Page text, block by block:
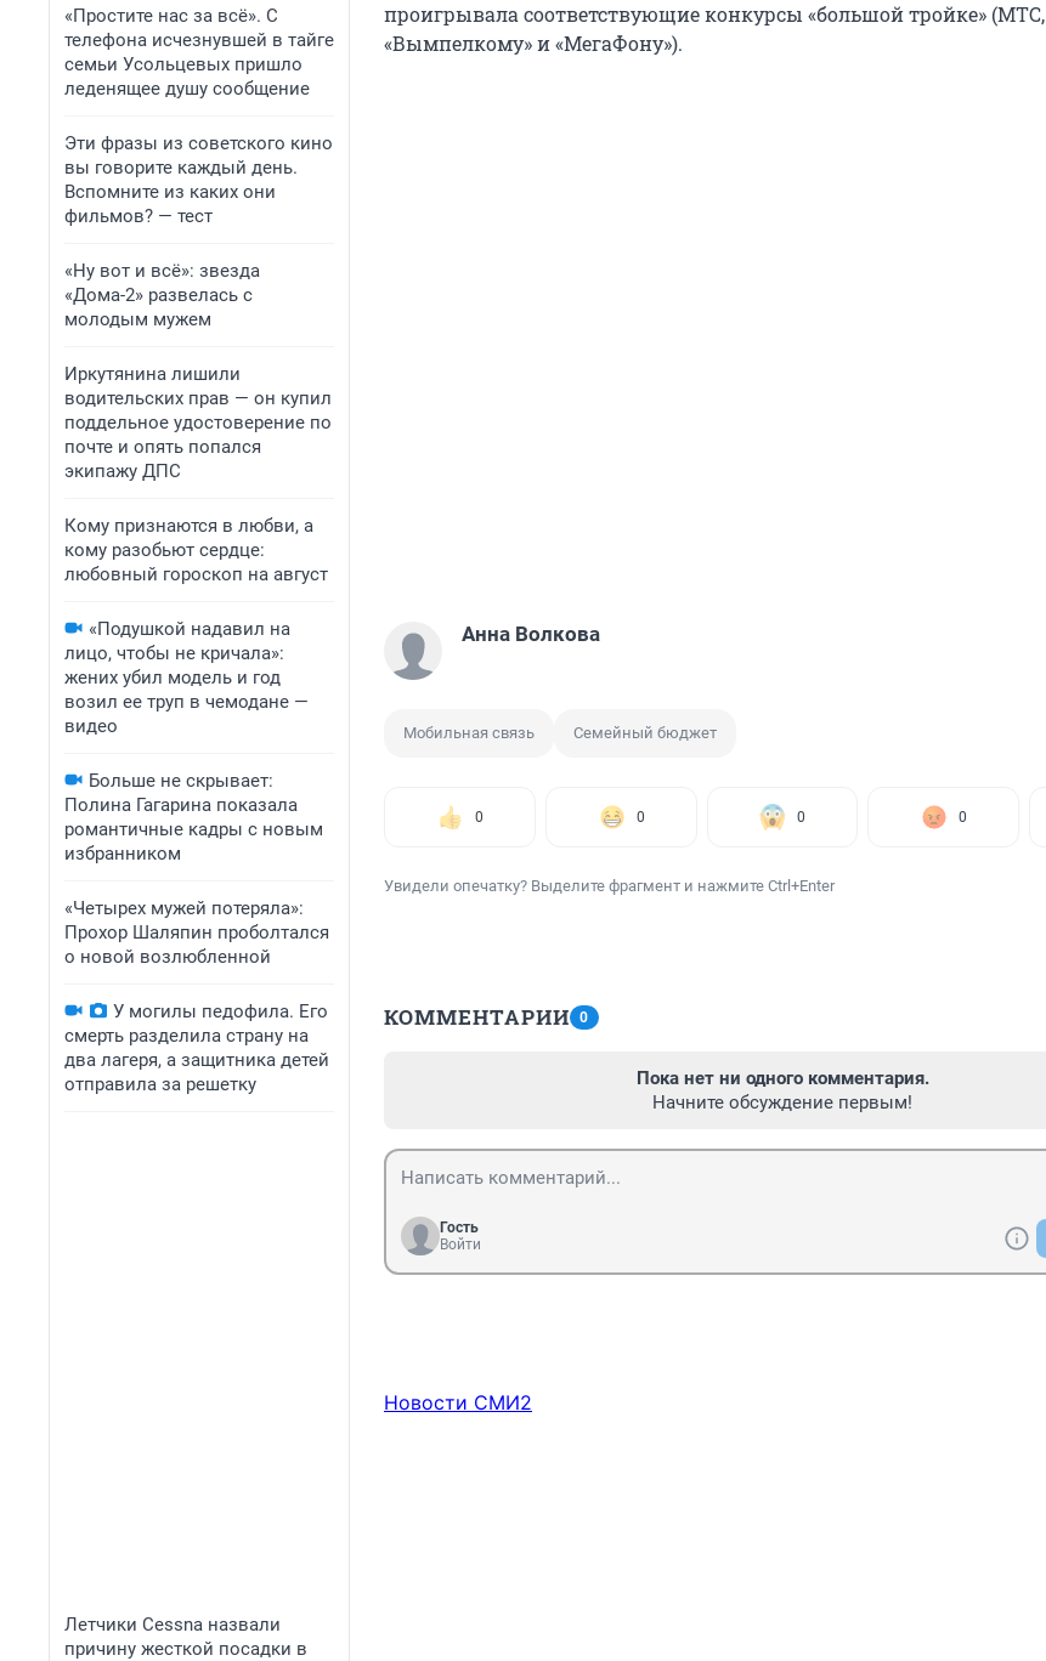
«Простите нас за всё». С
телефона исчезнувшей в тайге
семьи Усольцевых пришло
леденящее душу сообщение
Эти фразы из советского кино
вы говорите каждый день.
Вспомните из каких они
фильмов? — тест
«Ну вот и всё»: звезда
«Дома-2» развелась с
молодым мужем
Иркутянина лишили
водительских прав — он купил
поддельное удостоверение по
почте и опять попался
экипажу ДПС
Кому признаются в любви, а
кому разобьют сердце:
любовный гороскоп на август
«Подушкой надавил на
лицо, чтобы не кричала»:
жених убил модель и год
возил ее труп в чемодане —
видео
Больше не скрывает:
Полина Гагарина показала
романтичные кадры с новым
избранником
«Четырех мужей потеряла»:
Прохор Шаляпин проболтался
о новой возлюбленной
У могилы педофила. Его
смерть разделила страну на
два лагеря, а защитника детей
отправила за решетку
Летчики Cessna назвали
причину жесткой посадки в
проигрывала соответствующие конкурсы «большой тройке» (МТС,
«Вымпелкому» и «МегаФону»).
Анна Волкова
Мобильная связь Семейный бюджет
0 0 0 0
Увидели опечатку? Выделите фрагмент и нажмите Ctrl+Enter
КОММЕНТАРИИ 0
Пока нет ни одного комментария.
Начните обсуждение первым!
Гость
Войти
Новости СМИ2